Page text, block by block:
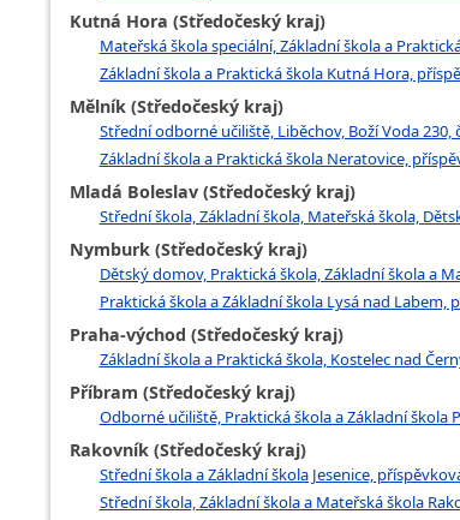
Kutná Hora (Středočeský kraj)
Mateřská škola speciální, Základní škola a
Základní škola a Praktická škola Kutná Hora,
Mělník (Středočeský kraj)
Střední odborné učiliště, Liběchov, Boží Voda 230,
Základní škola a Praktická škola Neratovice,
Mladá Boleslav (Středočeský kraj)
Střední škola, Základní škola, Mateřská škola,
Nymburk (Středočeský kraj)
Dětský domov, Praktická škola, Základní škola a
Praktická škola a Základní škola Lysá nad
Praha-východ (Středočeský kraj)
Základní škola a Praktická škola, Kostelec nad
Příbram (Středočeský kraj)
Odborné učiliště, Praktická škola a Základní škola
Rakovník (Středočeský kraj)
Střední škola a Základní škola Jesenice,
Střední škola, Základní škola a Mateřská škola